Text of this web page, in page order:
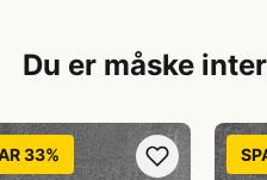
Du er måske
33%